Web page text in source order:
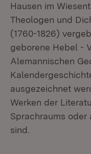
Hausen im
Theologen und
(1760-1826)
geborene Hebel -
Alemannischen
ausgezeichnet
Werken der
Sprachraums
sind.